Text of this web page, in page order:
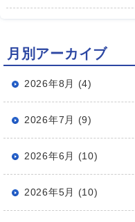
月別アーカイブ
2026年8月 (4)
2026年7月 (9)
2026年6月 (10)
2026年5月 (10)